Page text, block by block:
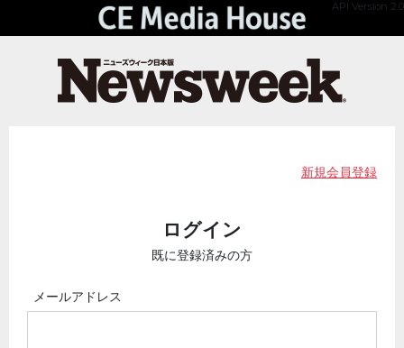
API Version 2.0
新規会員登録
ログイン
既に登録済みの方
メールアドレス